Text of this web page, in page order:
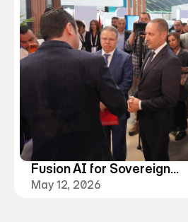
Fusion AI for Sovereign
Health : l’IA au service de
May 12, 2026